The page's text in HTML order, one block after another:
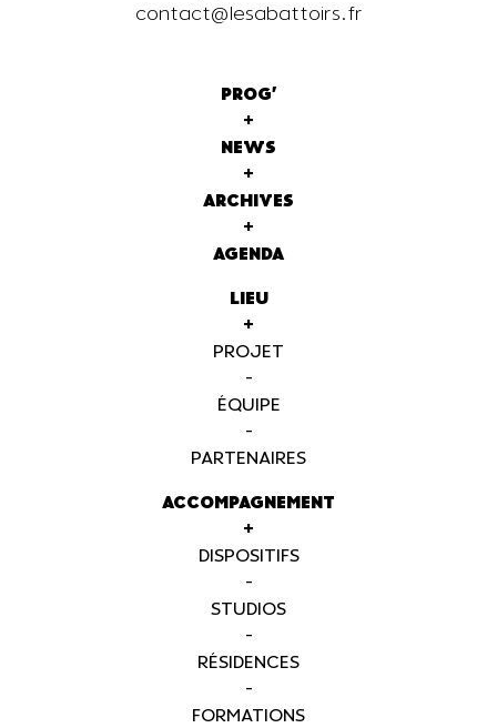
contact@lesabattoirs.fr
PROG'
+
NEWS
+
ARCHIVES
+
AGENDA
LIEU
+
PROJET
-
ÉQUIPE
-
PARTENAIRES
ACCOMPAGNEMENT
+
DISPOSITIFS
-
STUDIOS
-
RÉSIDENCES
-
FORMATIONS